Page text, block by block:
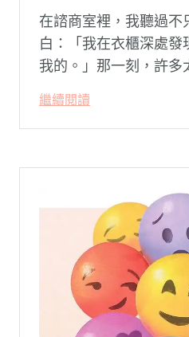
在諮商室裡，我聽過不
白：「我在衣櫃深處發
我的。」那一刻，許多
陌生。
繼續閱讀